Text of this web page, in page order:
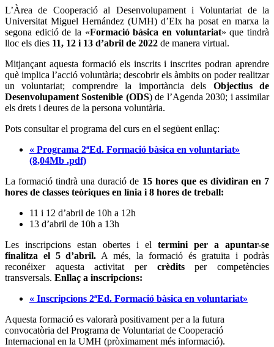
L’Àrea de Cooperació al Desenvolupament i Voluntariat de la
Universitat Miguel Hernández (UMH) d’Elx ha posat en marxa la
segona edició de la «Formació bàsica en voluntariat» que tindrà
lloc els dies 11, 12 i 13 d’abril de 2022 de manera virtual.
Mitjançant aquesta formació els inscrits i inscrites podran aprendre
què implica l’acció voluntària; descobrir els àmbits on poder realitzar
un voluntariat; comprendre la importància dels Objectius de
Desenvolupament Sostenible (ODS) de l’Agenda 2030; i assimilar
els drets i deures de la persona voluntària.
Pots consultar el programa del curs en el següent enllaç:
« Programa 2ªEd. Formació bàsica en voluntariat»
(8,04Mb .pdf)
La formació tindrà una duració de 15 hores que es dividiran en 7
hores de classes teòriques en línia i 8 hores de treball:
11 i 12 d’abril de 10h a 12h
13 d’abril de 10h a 13h
Les inscripcions estan obertes i el termini per a apuntar-se
finalitza el 5 d’abril. A més, la formació és gratuïta i podràs
reconéixer aquesta activitat per crèditsper competències
transversals. Enllaç a inscripcions:
« Inscripcions 2ªEd. Formació bàsica en voluntariat»
Aquesta formació es valorarà positivament per a la futura
convocatòria del Programa de Voluntariat de Cooperació
Internacional en la UMH (pròximament més informació).